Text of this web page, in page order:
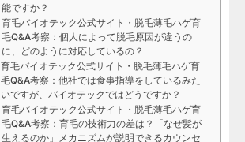
能ですか？
育毛バイオテック公式サイト・脱毛薄毛ハゲ育
毛Q&A考察：個人によって脱毛原因が違うの
に、どのように対応しているの？
育毛バイオテック公式サイト・脱毛薄毛ハゲ育
毛Q&A考察：他社では食事指導をしているみた
いですが、バイオテックではどうですか？
育毛バイオテック公式サイト・脱毛薄毛ハゲ育
毛Q&A考察：育毛の技術力の差は？「なぜ髪が
生えるのか」メカニズムが説明できるカウンセ